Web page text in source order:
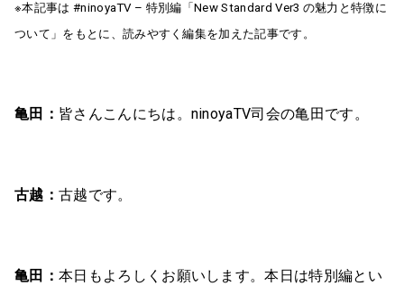
※本記事は #ninoyaTV – 特別編「New Standard Ver3 の魅力と特徴に
ついて」をもとに、読みやすく編集を加えた記事です。
亀田： 皆さんこんにちは。ninoyaTV司会の亀田です。
古越： 古越です。
亀田： 本日もよろしくお願いします。本日は特別編とい